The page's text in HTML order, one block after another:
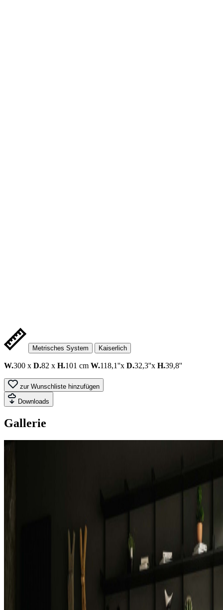
Metrisches System Kaiserlich
W.300 x D.82 x H.101 cm W.118,1''x D.32,3''x H.39,8''
zur Wunschliste hinzufügen
Downloads
Gallerie